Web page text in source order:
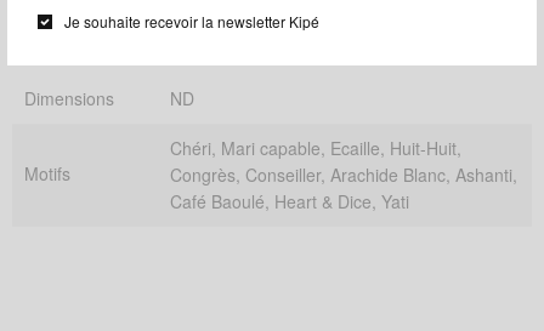
Je souhaite recevoir la newsletter Kipé
Dimensions ND
Motifs
Chéri, Mari capable, Ecaille, Huit-Huit,
Congrès, Conseiller, Arachide Blanc, Ashanti,
Café Baoulé, Heart & Dice, Yati